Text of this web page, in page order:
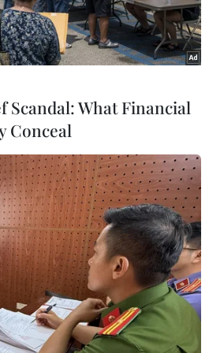
(Ảnh: AFP/TTXVN)
nguy cơ về một cú sốc
tấn công Iran của Israel có
hàng trung ương thận
định cắt giảm lãi suất.
Scandal: What Financial
Conceal